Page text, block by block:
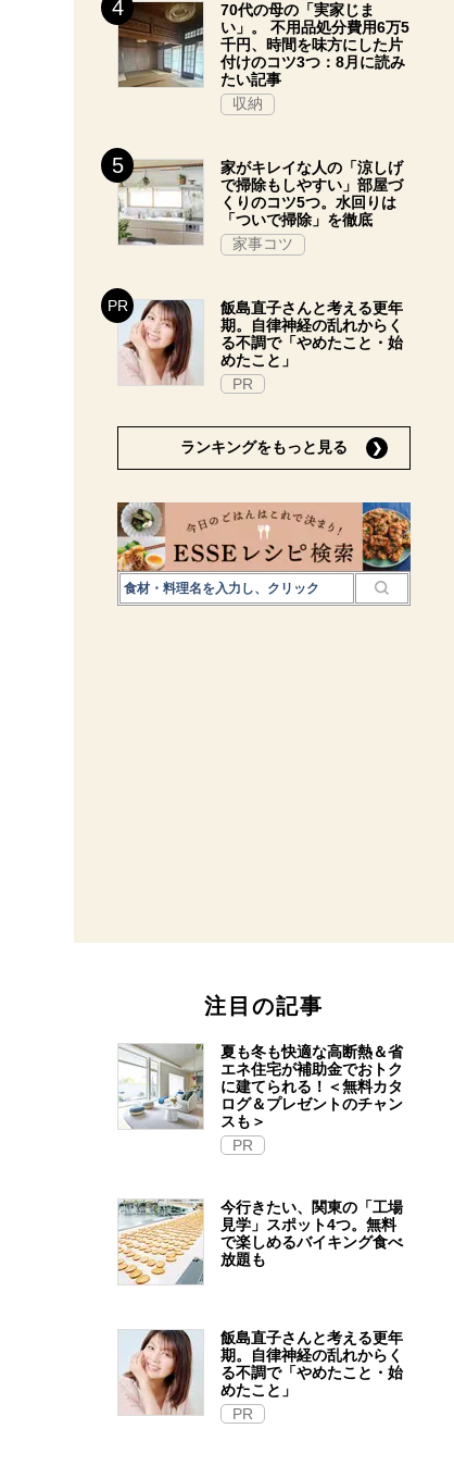
70代の母の「実家じま
い」。 不用品処分費用6万5
千円、時間を味方にした片
付けのコツ3つ：8月に読み
たい記事
収納
家がキレイな人の「涼しげ
で掃除もしやすい」部屋づ
くりのコツ5つ。水回りは
「ついで掃除」を徹底
家事コツ
飯島直子さんと考える更年
期。自律神経の乱れからく
る不調で「やめたこと・始
めたこと」
PR
ランキングをもっと見る
注目の記事
夏も冬も快適な高断熱＆省
エネ住宅が補助金でおトク
に建てられる！＜無料カタ
ログ＆プレゼントのチャン
スも＞
PR
今行きたい、関東の「工場
見学」スポット4つ。無料
で楽しめるバイキング食べ
放題も
飯島直子さんと考える更年
期。自律神経の乱れからく
る不調で「やめたこと・始
めたこと」
PR